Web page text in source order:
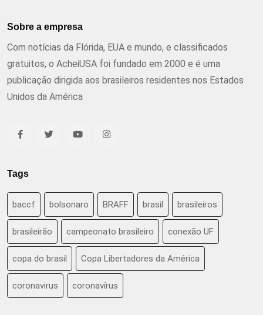
Sobre a empresa
Com notícias da Flórida, EUA e mundo, e classificados
gratuitos, o AcheiUSA foi fundado em 2000 e é uma
publicação dirigida aos brasileiros residentes nos Estados
Unidos da América
Tags
baccf bolsonaro BRAFF brasil brasileiros
brasileirão campeonato brasileiro conexão UF
copa do brasil Copa Libertadores da América
coronavirus coronavírus